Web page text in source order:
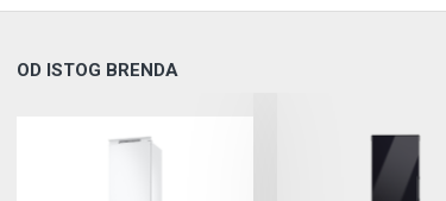
OD ISTOG BRENDA